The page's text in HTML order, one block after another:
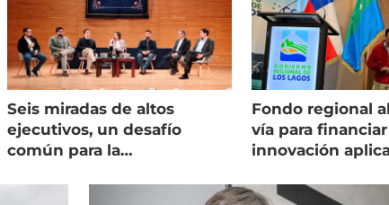
Seis miradas de altos
ejecutivos, un desafío
común para la
Fondo regional
vía para financiar
innovación